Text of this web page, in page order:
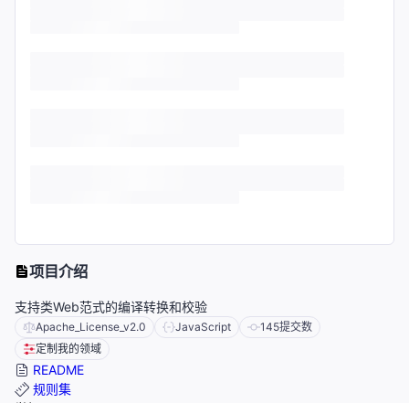
项目介绍
支持类Web范式的编译转换和校验
Apache_License_v2.0 JavaScript 145提交数
定制我的领域
README
规则集